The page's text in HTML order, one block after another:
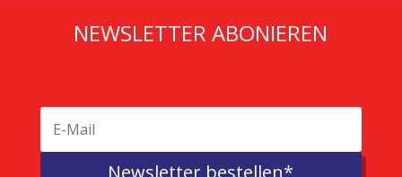
NEWSLETTER ABONIEREN
Newsletter bestellen*